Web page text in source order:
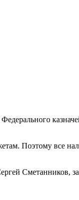
Поэтому все
Сметанников,